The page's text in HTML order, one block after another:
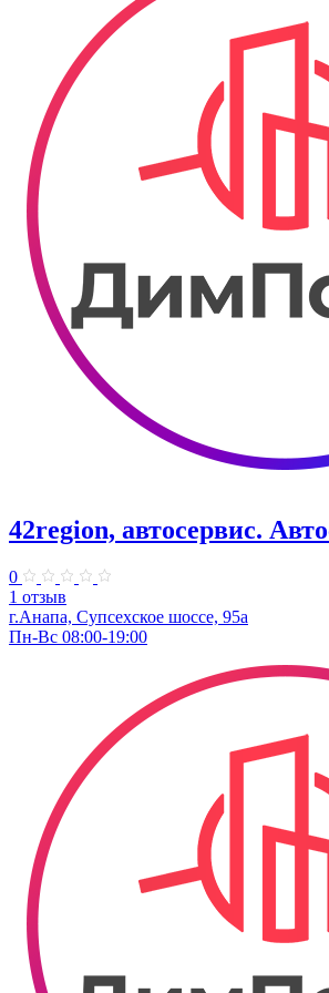
42region, автосервис.
0
1 отзыв
г.Анапа, Супсехское шоссе, 95а
Пн-Вс 08:00-19:00